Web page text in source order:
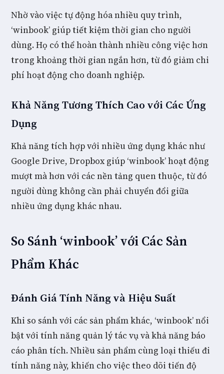
Nhờ vào việc tự động hóa nhiều quy trình,
‘winbook’ giúp tiết kiệm thời gian cho người
dùng. Họ có thể hoàn thành nhiều công việc hơn
trong khoảng thời gian ngắn hơn, từ đó giảm chi
phí hoạt động cho doanh nghiệp.
Khả Năng Tương Thích Cao với Các Ứng
Dụng
Khả năng tích hợp với nhiều ứng dụng khác như
Google Drive, Dropbox giúp ‘winbook’ hoạt động
mượt mà hơn với các nền tảng quen thuộc, từ đó
người dùng không cần phải chuyển đổi giữa
nhiều ứng dụng khác nhau.
So Sánh ‘winbook’ với Các Sản
Phẩm Khác
Đánh Giá Tính Năng và Hiệu Suất
Khi so sánh với các sản phẩm khác, ‘winbook’ nổi
bật với tính năng quản lý tác vụ và khả năng báo
cáo phân tích. Nhiều sản phẩm cùng loại thiếu đi
tính năng này, khiến cho việc theo dõi tiến độ